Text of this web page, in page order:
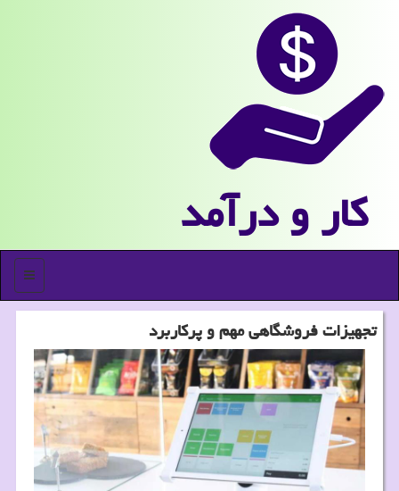
كار و درآمد
منو
تجهیزات فروشگاهی مهم و پركاربرد